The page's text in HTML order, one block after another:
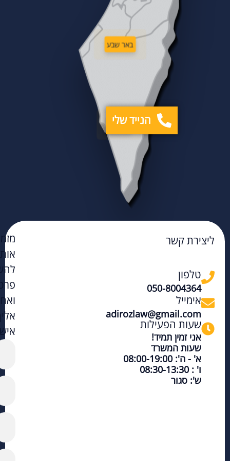
באר שבע
אילת
ליצירת קשר
טלפון
050-8004364
אימייל
adirozlaw@gmail.com
שעות הפעילות
אני זמין תמיד!
שעות המשרד
א' - ה': 08:00-19:00
ו' : 08:30-13:30
ש': סגור
הנייד שלי